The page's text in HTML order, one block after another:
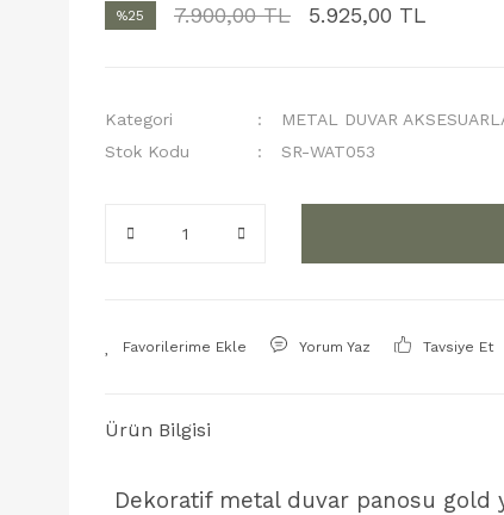
%25 7.900,00 TL 5.925,00 TL
Kategori
METAL DUVAR
Stok Kodu
SR-WAT053
Yorum Yaz Tavsiye Et
Ürün Bilgisi
Dekoratif metal duvar panosu gold